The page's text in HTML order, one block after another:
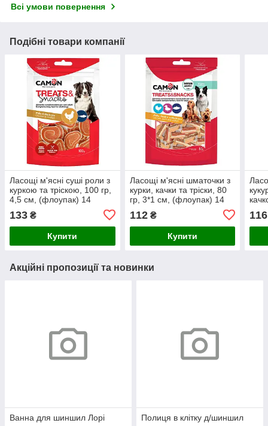
Всі умови повернення
Подібні товари компанії
Ласощі м'ясні суші роли з
куркою та тріскою, 100 гр,
4,5 см, (флоупак) 14
упак./короб. (ціна за упак)
133 ₴
Купити
Ласощі м'ясні шматочки з
курки, качки та тріски, 80
гр, 3*1 см, (флоупак) 14
упак./короб. (ціна за упак)
112₴
Купити
116
Акційні пропозиції та новинки
Ванна для шиншил Лорі
Полиця в клітку д/шиншил